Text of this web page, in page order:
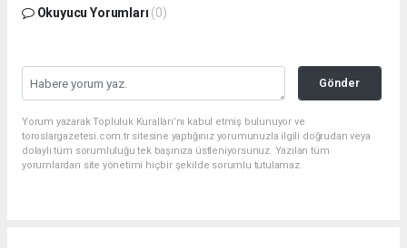
Okuyucu Yorumları (0)
Gönder
Yorum yazarak Topluluk Kuralları’nı kabul etmiş bulunuyor ve
toroslargazetesi.com.tr sitesine yaptığınız yorumunuzla ilgili doğrudan veya
dolaylı tüm sorumluluğu tek başınıza üstleniyorsunuz. Yazılan tüm
yorumlardan site yönetimi hiçbir şekilde sorumlu tutulamaz.